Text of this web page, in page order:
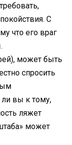
С
что его враг
может быть
спросить
вы к тому,
ляжет
может